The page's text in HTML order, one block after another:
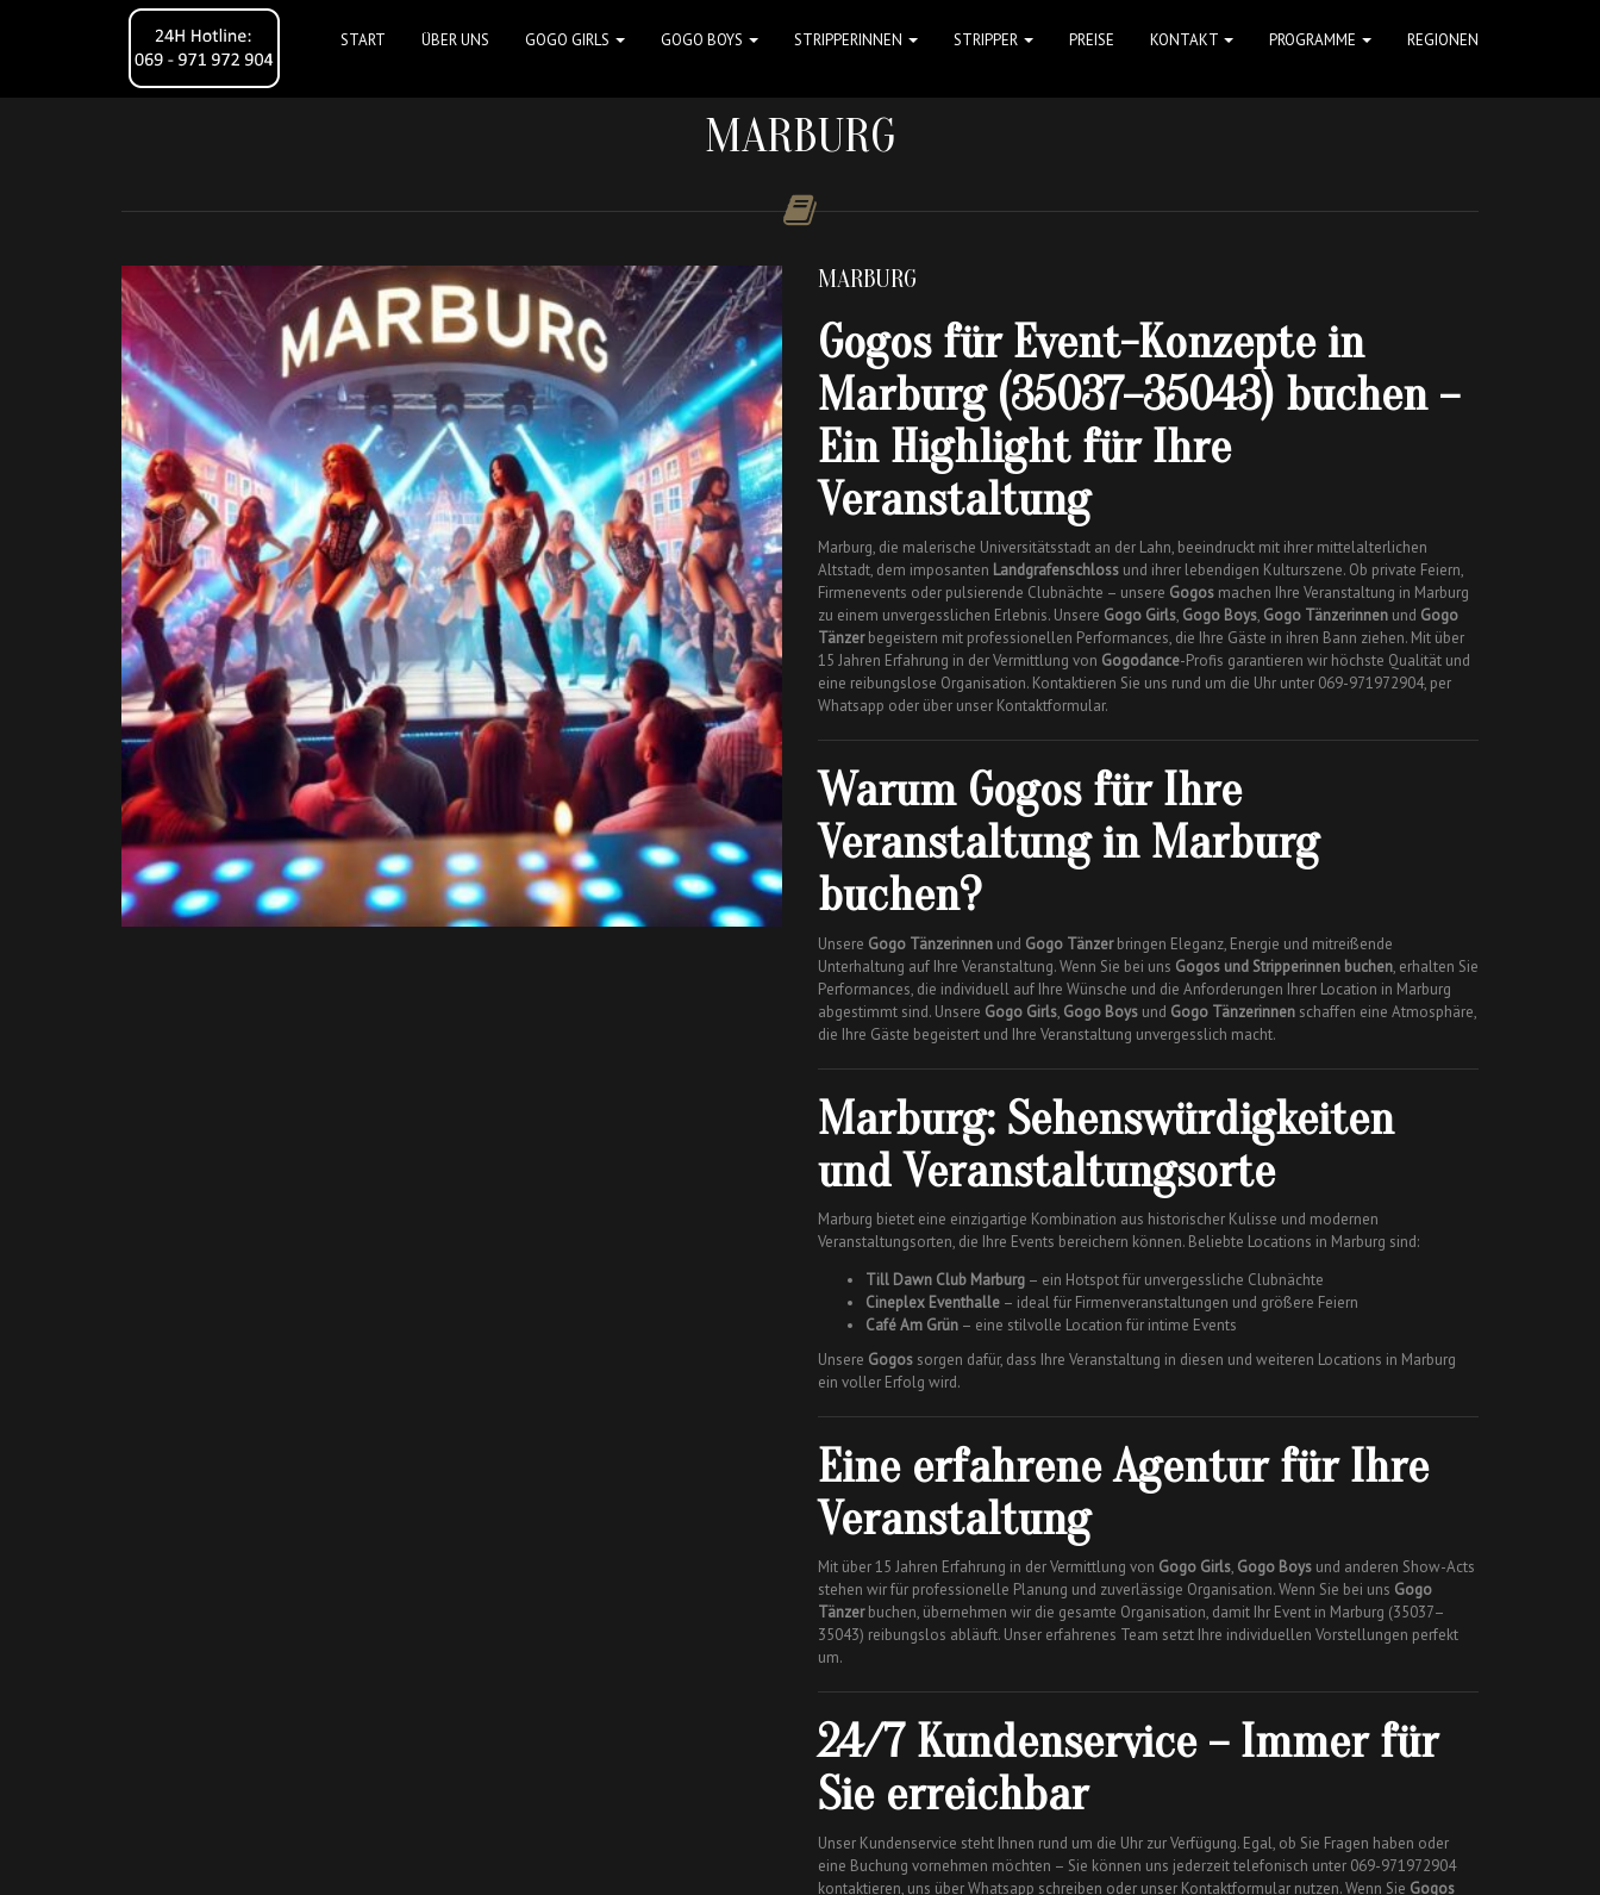
START ÜBER UNS GOGO GIRLS GOGO BOYS STRIPPERINNEN STRIPPER PREISE KONTAKT PROGRAMME REGIONEN
MARBURG
MARBURG
Gogos für Event-Konzepte in
Marburg (35037–35043) buchen –
Ein Highlight für Ihre
Veranstaltung
Marburg, die malerische Universitätsstadt an der Lahn, beeindruckt mit ihrer mittelalterlichen
Altstadt, dem imposanten Landgrafenschloss und ihrer lebendigen Kulturszene. Ob private Feiern,
Firmenevents oder pulsierende Clubnächte – unsere Gogos machen Ihre Veranstaltung in Marburg
zu einem unvergesslichen Erlebnis. Unsere Gogo Girls, Gogo Boys, Gogo Tänzerinnen und Gogo
Tänzerbegeistern mit professionellen Performances, die Ihre Gäste in ihren Bann ziehen. Mit über
15 Jahren Erfahrung in der Vermittlung von Gogodance-Profis garantieren wir höchste Qualität und
eine reibungslose Organisation. Kontaktieren Sie uns rund um die Uhr unter 069-971972904, per
Whatsapp oder über unser Kontaktformular.
Warum Gogos für Ihre
Veranstaltung in Marburg
buchen?
Unsere Gogo Tänzerinnen und Gogo Tänzerbringen Eleganz, Energie und mitreißende
Unterhaltung auf Ihre Veranstaltung. Wenn Sie bei uns Gogos und Stripperinnen buchen, erhalten Sie
Performances, die individuell auf Ihre Wünsche und die Anforderungen Ihrer Location in Marburg
abgestimmt sind. Unsere Gogo Girls, Gogo Boys und Gogo Tänzerinnen schaffen eine Atmosphäre,
die Ihre Gäste begeistert und Ihre Veranstaltung unvergesslich macht.
Marburg: Sehenswürdigkeiten
und Veranstaltungsorte
Marburg bietet eine einzigartige Kombination aus historischer Kulisse und modernen
Veranstaltungsorten, die Ihre Events bereichern können. Beliebte Locations in Marburg sind:
Till Dawn Club Marburg – ein Hotspot für unvergessliche Clubnächte
Cineplex Eventhalle – ideal für Firmenveranstaltungen und größere Feiern
Café Am Grün – eine stilvolle Location für intime Events
Unsere Gogos sorgen dafür, dass Ihre Veranstaltung in diesen und weiteren Locations in Marburg
ein voller Erfolg wird.
Eine erfahrene Agentur für Ihre
Veranstaltung
Mit über 15 Jahren Erfahrung in der Vermittlung von Gogo Girls, Gogo Boys und anderen Show-Acts
stehen wir für professionelle Planung und zuverlässige Organisation. Wenn Sie bei uns Gogo
Tänzerbuchen, übernehmen wir die gesamte Organisation, damit Ihr Event in Marburg (35037–
35043) reibungslos abläuft. Unser erfahrenes Team setzt Ihre individuellen Vorstellungen perfekt
um.
24/7 Kundenservice – Immer für
Sie erreichbar
Unser Kundenservice steht Ihnen rund um die Uhr zur Verfügung. Egal, ob Sie Fragen haben oder
eine Buchung vornehmen möchten – Sie können uns jederzeit telefonisch unter 069-971972904
kontaktieren, uns über Whatsapp schreiben oder unser Kontaktformular nutzen. Wenn Sie Gogos